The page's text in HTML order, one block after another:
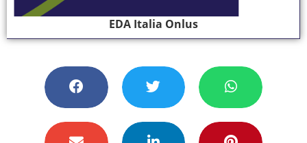
EDA Italia Onlus